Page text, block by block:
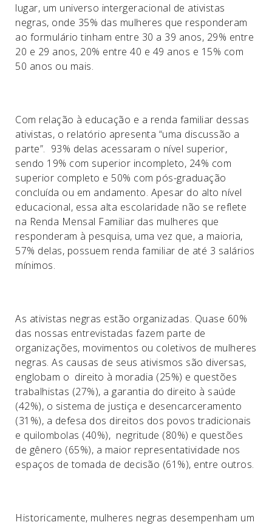
lugar, um universo intergeracional de ativistas
negras, onde 35% das mulheres que responderam
ao formulário tinham entre 30 a 39 anos, 29% entre
20 e 29 anos, 20% entre 40 e 49 anos e 15% com
50 anos ou mais.
Com relação à educação e a renda familiar dessas
ativistas, o relatório apresenta “uma discussão a
parte”. 93% delas acessaram o nível superior,
sendo 19% com superior incompleto, 24% com
superior completo e 50% com pós-graduação
concluída ou em andamento. Apesar do alto nível
educacional, essa alta escolaridade não se reflete
na Renda Mensal Familiar das mulheres que
responderam à pesquisa, uma vez que, a maioria,
57% delas, possuem renda familiar de até 3 salários
mínimos.
As ativistas negras estão organizadas. Quase 60%
das nossas entrevistadas fazem parte de
organizações, movimentos ou coletivos de mulheres
negras. As causas de seus ativismos são diversas,
englobam o direito à moradia (25%) e questões
trabalhistas (27%), a garantia do direito à saúde
(42%), o sistema de justiça e desencarceramento
(31%), a defesa dos direitos dos povos tradicionais
e quilombolas (40%), negritude (80%) e questões
de gênero (65%), a maior representatividade nos
espaços de tomada de decisão (61%), entre outros.
Historicamente, mulheres negras desempenham um